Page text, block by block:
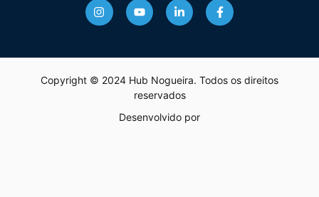
Copyright © 2024 Hub Nogueira. Todos os direitos
reservados
Desenvolvido por